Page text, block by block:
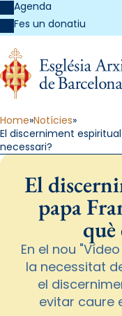
Agenda
Fes un donatiu
Home Notícies
El discerniment
necessari?
El
papa
què
En el nou
la necessitat
el
evitar caure